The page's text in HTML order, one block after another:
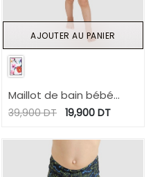
Maillot de bain bébé
avec volant imprimé
39,900DT 19,900 DT
AJOUTER AU PANIER